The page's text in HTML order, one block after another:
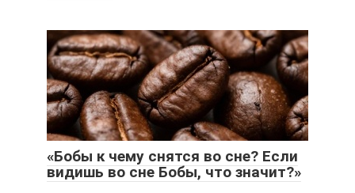
«Бобы к чему снятся во сне? Если
видишь во сне Бобы, что значит?»